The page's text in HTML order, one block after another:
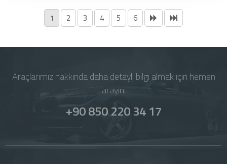
1 2 3 4 5 6
Araçlarımız hakkında daha detaylı bilgi almak için hemen
arayın.
+90 850 220 34 17